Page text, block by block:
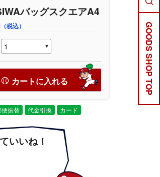
GOODS SHOP TOP
バッグスクエアA4
税込）
カートに入れる
便振替 代金引換 カード
いいね！